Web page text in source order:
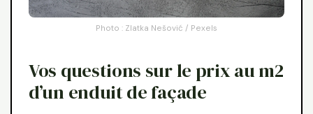
Photo : Zlatka Nešović / Pexels
Vos questions sur le prix au m2
d’un enduit de façade